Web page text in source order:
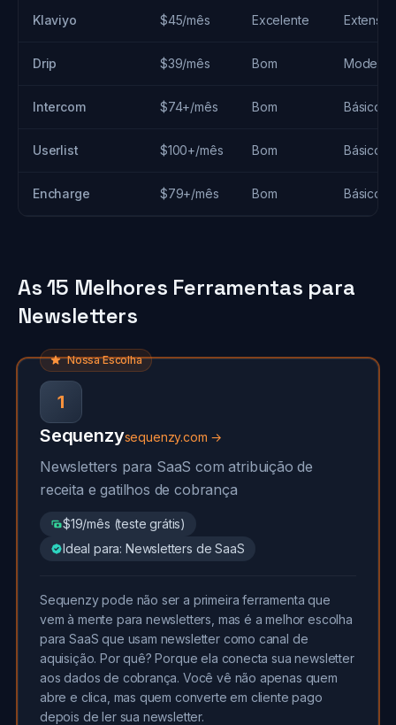
Klaviyo $45/mês Excelente Extensa
Drip $39/mês Bom
Intercom $74+/mês Bom Básico
Userlist $100+/mês Bom Básico
Encharge $79+/mês Bom Básico
As 15 Melhores Ferramentas para
Newsletters
Nossa Escolha
1
Sequenzysequenzy.com →
Newsletters para SaaS com atribuição de
receita e gatilhos de cobrança
$19/mês (teste grátis)
Ideal para: Newsletters de SaaS
Sequenzy pode não ser a primeira ferramenta que
vem à mente para newsletters, mas é a melhor escolha
para SaaS que usam newsletter como canal de
aquisição. Por quê? Porque ela conecta sua newsletter
aos dados de cobrança. Você vê não apenas quem
abre e clica, mas quem converte em cliente pago
depois de ler sua newsletter.